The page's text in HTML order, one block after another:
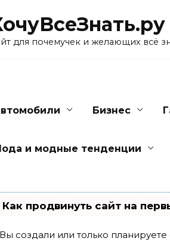
для почемучек и желающих всё
Бизнес
и модные тенденции
Как продвинуть сайт на
Вы создали или только планируете